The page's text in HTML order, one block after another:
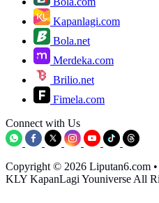
Kapanlagi.com
Bola.net
Merdeka.com
Brilio.net
Fimela.com
Connect with Us
Copyright © 2026 Liputan6.com •
KLY KapanLagi Youniverse All